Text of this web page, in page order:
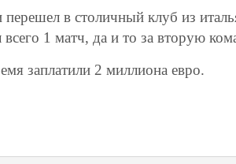
в столичный клуб из
1 матч, да и то за вторую
заплатили 2 миллиона евро.